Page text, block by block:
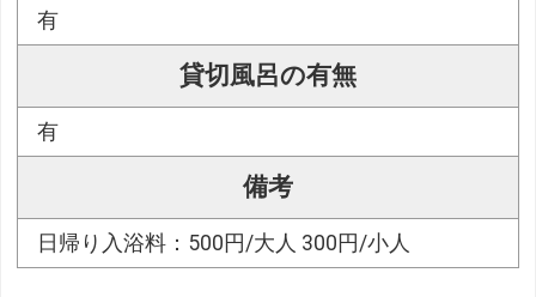
有
貸切風呂の有無
有
備考
日帰り入浴料：500円/大人 300円/小人